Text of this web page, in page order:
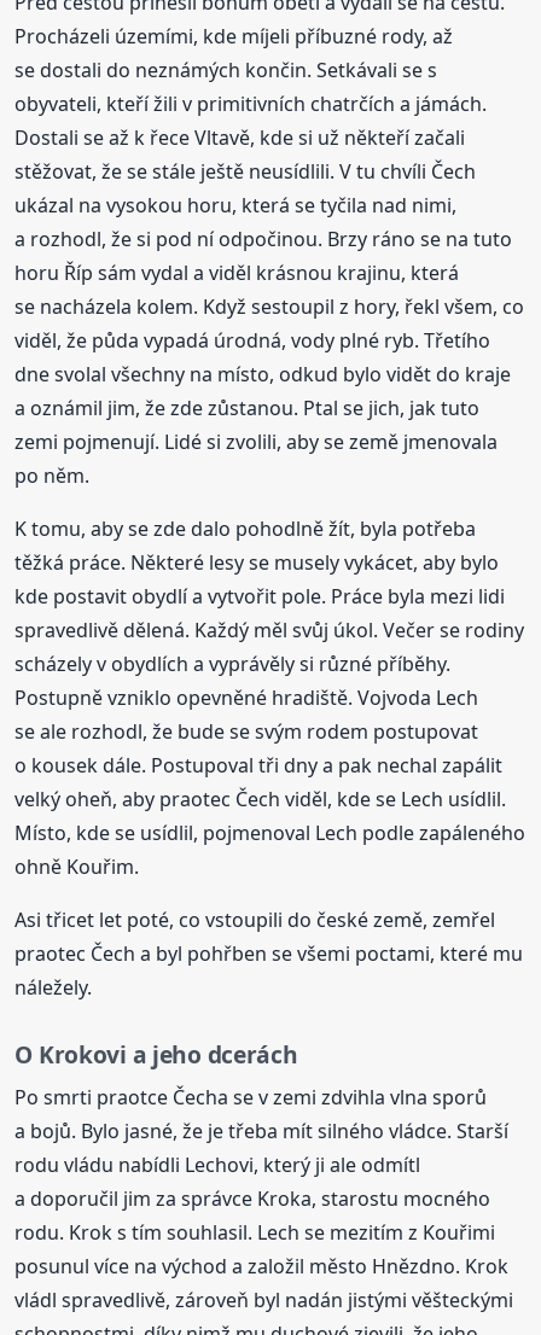
Procházeli územími, kde míjeli příbuzné rody, až
se dostali do neznámých končin. Setkávali se s
obyvateli, kteří žili v primitivních chatrčích a jámách.
Dostali se až k řece Vltavě, kde si už někteří začali
stěžovat, že se stále ještě neusídlili. V tu chvíli Čech
ukázal na vysokou horu, která se tyčila nad nimi,
a rozhodl, že si pod ní odpočinou. Brzy ráno se na tuto
horu Říp sám vydal a viděl krásnou krajinu, která
se nacházela kolem. Když sestoupil z hory, řekl všem, co
viděl, že půda vypadá úrodná, vody plné ryb. Třetího
dne svolal všechny na místo, odkud bylo vidět do kraje
a oznámil jim, že zde zůstanou. Ptal se jich, jak tuto
zemi pojmenují. Lidé si zvolili, aby se země jmenovala
po něm.
K tomu, aby se zde dalo pohodlně žít, byla potřeba
těžká práce. Některé lesy se musely vykácet, aby bylo
kde postavit obydlí a vytvořit pole. Práce byla mezi lidi
spravedlivě dělená. Každý měl svůj úkol. Večer se rodiny
scházely v obydlích a vyprávěly si různé příběhy.
Postupně vzniklo opevněné hradiště. Vojvoda Lech
se ale rozhodl, že bude se svým rodem postupovat
o kousek dále. Postupoval tři dny a pak nechal zapálit
velký oheň, aby praotec Čech viděl, kde se Lech usídlil.
Místo, kde se usídlil, pojmenoval Lech podle zapáleného
ohně Kouřim.
Asi třicet let poté, co vstoupili do české země, zemřel
praotec Čech a byl pohřben se všemi poctami, které mu
náležely.
O Krokovi a jeho dcerách
Po smrti praotce Čecha se v zemi zdvihla vlna sporů
a bojů. Bylo jasné, že je třeba mít silného vládce. Starší
rodu vládu nabídli Lechovi, který ji ale odmítl
a doporučil jim za správce Kroka, starostu mocného
rodu. Krok s tím souhlasil. Lech se mezitím z Kouřimi
posunul více na východ a založil město Hnězdno. Krok
vládl spravedlivě, zároveň byl nadán jistými věšteckými